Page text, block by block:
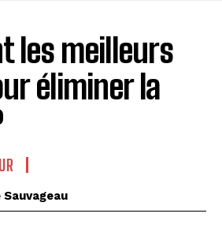
les meilleurs
éliminer la